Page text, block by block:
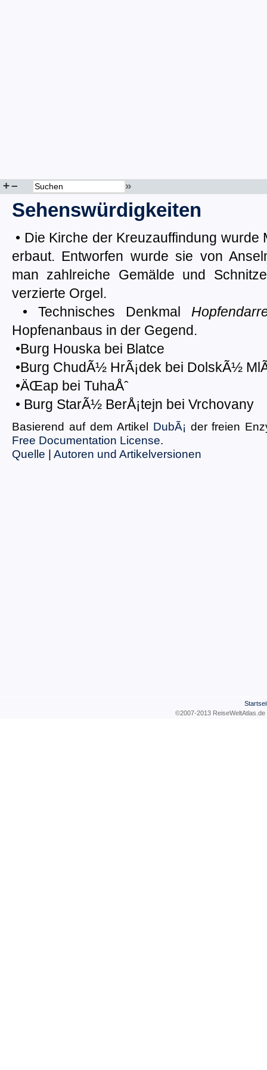
+– »
Sehenswürdigkeiten
• Die Kirche der Kreuzauffindung wurde
erbaut. Entworfen wurde sie von
man zahlreiche Gemälde und
verzierte Orgel.
• Technisches Denkmal
Hopfenanbaus in der Gegend.
•Burg Houska bei Blatce
•Burg ChudÃ½ HrÃ¡dek bei DolskÃ½
•ÄŒap bei TuhaÅˆ
• Burg StarÃ½ BerÅ¡tejn bei Vrchovany
Basierend auf dem Artikel DubÃ¡ der freien
Free Documentation License.
Quelle | Autoren und Artikelversionen
©2007-2013